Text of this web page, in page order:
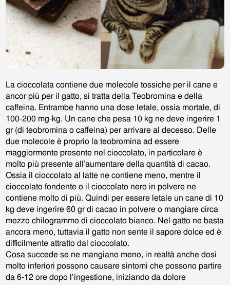
La cioccolata contiene due molecole tossiche per il cane e
ancor più per il gatto, si tratta della Teobromina e della
caffeina. Entrambe hanno una dose letale, ossia mortale, di
100-200 mg-kg. Un cane che pesa 10 kg ne deve ingerire 1
gr (di teobromina o caffeina) per arrivare al decesso. Delle
due molecole è proprio la teobromina ad essere
maggiormente presente nel cioccolato, in particolare è
molto più presente all’aumentare della quantità di cacao.
Ossia il cioccolato al latte ne contiene meno, mentre il
cioccolato fondente o il cioccolato nero in polvere ne
contiene molto di più. Quindi per essere letale un cane di 10
kg deve ingerire 60 gr di cacao in polvere o mangiare circa
mezzo chilogrammo di cioccolato bianco. Nel gatto ne basta
ancora meno, tuttavia il gatto non sente il sapore dolce ed è
difficilmente attratto dal cioccolato.
Cosa succede se ne mangiano meno, in realtà anche dosi
molto inferiori possono causare sintomi che possono partire
da 6-12 ore dopo l’ingestione, iniziando da dolore